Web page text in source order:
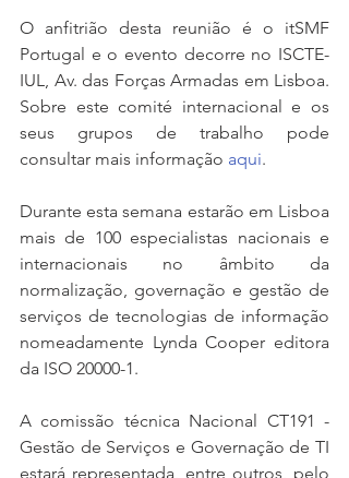
O anfitrião desta reunião é o itSMF
Portugal e o evento decorre no ISCTE-
IUL, Av. das Forças Armadas em Lisboa.
Sobre este comité internacional e os
seus grupos de trabalho pode
consultar mais informação aqui.
Durante esta semana estarão em Lisboa
mais de 100 especialistas nacionais e
internacionais no âmbito da
normalização, governação e gestão de
serviços de tecnologias de informação
nomeadamente Lynda Cooper editora
da ISO 20000-1.
A comissão técnica Nacional CT191 -
Gestão de Serviços e Governação de TI
estará representada, entre outros, pelo